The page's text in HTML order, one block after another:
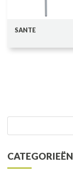
SANTE
naar:
CATEGORIEËN